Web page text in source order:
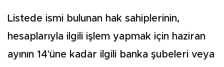
Listede ismi bulunan hak sahiplerinin,
hesaplarıyla ilgili işlem yapmak için haziran
ayının 14'üne kadar ilgili banka şubeleri veya